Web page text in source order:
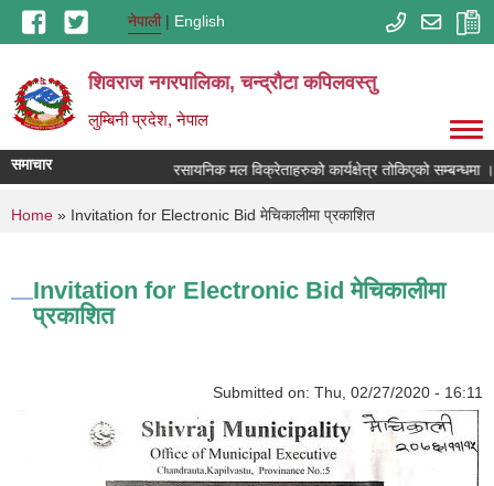
Skip to main contentनेपाली English
शिवराज नगरपालिका, चन्द्राैटा कपिलवस्तु
लुम्बिनी प्रदेश, नेपाल
समाचार रसायनिक मल विक्रेताहरुको कार्यक्षेत्र तोकिएको सम्बन्धमा ।
You are here
Home » Invitation for Electronic Bid मेचिकालीमा प्रकाशित
Invitation for Electronic Bid मेचिकालीमा
प्रकाशित
Submitted on: Thu, 02/27/2020 - 16:11